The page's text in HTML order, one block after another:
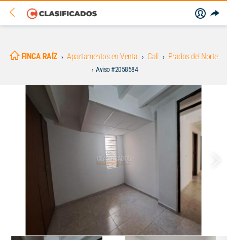
FINCA RAÍZ Apartamentos en Venta Cali Prados del Norte
Aviso #2058584